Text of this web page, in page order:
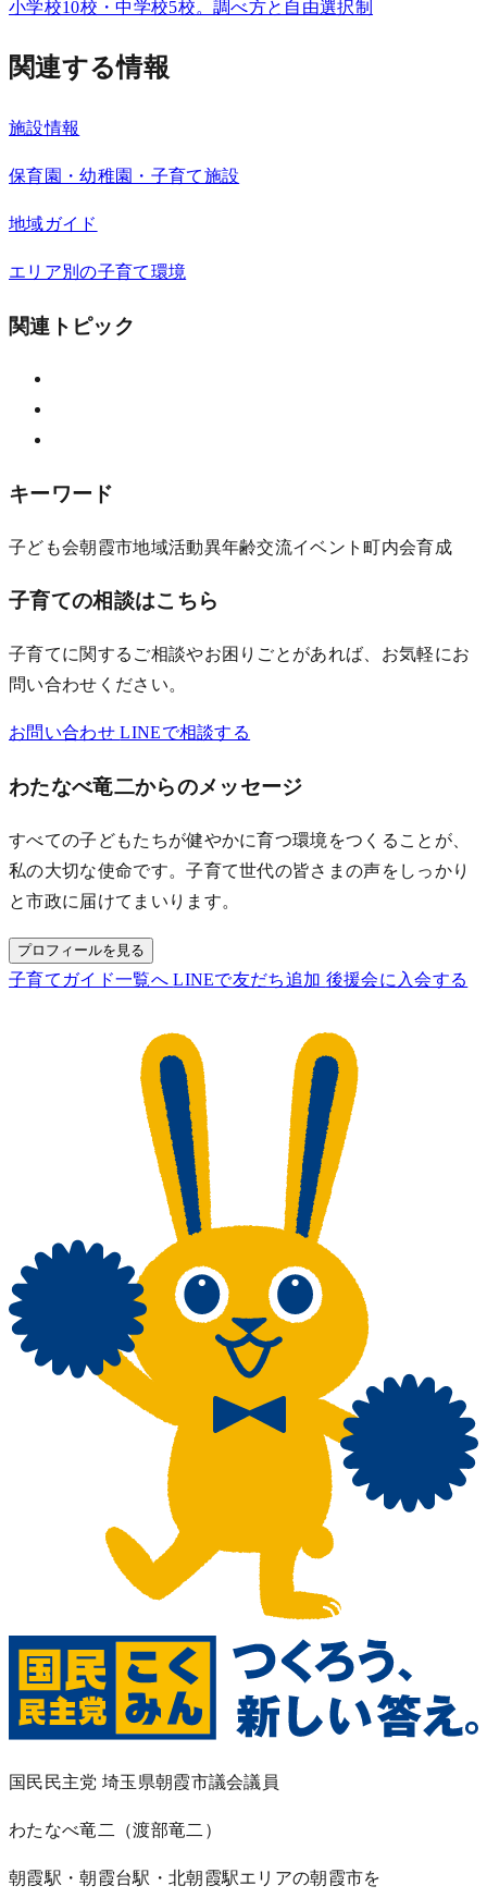
小学校10校・中学校5校。調べ方と自由選択制
関連する情報
施設情報
保育園・幼稚園・子育て施設
地域ガイド
エリア別の子育て環境
関連トピック
キーワード
子ども会朝霞市地域活動異年齢交流イベント町内会育成
子育ての相談はこちら
子育てに関するご相談やお困りごとがあれば、お気軽にお
問い合わせください。
お問い合わせLINEで相談する
わたなべ竜二からのメッセージ
すべての子どもたちが健やかに育つ環境をつくることが、
私の大切な使命です。子育て世代の皆さまの声をしっかり
と市政に届けてまいります。
プロフィールを見る
子育てガイド一覧へLINEで友だち追加 後援会に入会する
国民民主党 埼玉県朝霞市議会議員
わたなべ竜二 （渡部竜二）
朝霞駅・朝霞台駅・北朝霞駅エリアの朝霞市を